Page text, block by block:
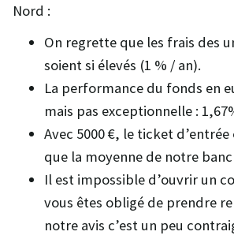
Nord :
On regrette que les frais des
soient si élevés (1 % / an).
La performance du fonds en
mais pas exceptionnelle :
Avec 5000 €, le ticket
que la moyenne de notre banc
Il est impossible d’ouvrir un
vous êtes obligé de prendre
notre avis c’est un peu